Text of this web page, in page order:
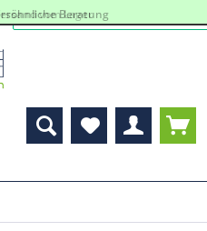
vom Lager
Beratung